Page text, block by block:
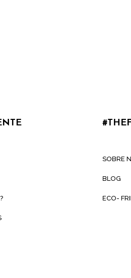
SOBRE
BLOG
ECO-